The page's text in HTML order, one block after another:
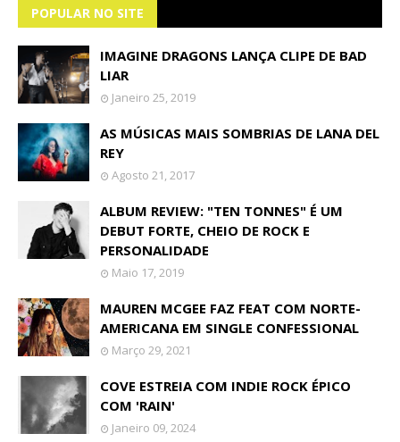
POPULAR NO SITE
IMAGINE DRAGONS LANÇA CLIPE DE BAD
LIAR
Janeiro 25, 2019
AS MÚSICAS MAIS SOMBRIAS DE LANA DEL
REY
Agosto 21, 2017
ALBUM REVIEW: "TEN TONNES" É UM
DEBUT FORTE, CHEIO DE ROCK E
PERSONALIDADE
Maio 17, 2019
MAUREN MCGEE FAZ FEAT COM NORTE-
AMERICANA EM SINGLE CONFESSIONAL
Março 29, 2021
COVE ESTREIA COM INDIE ROCK ÉPICO
COM 'RAIN'
Janeiro 09, 2024